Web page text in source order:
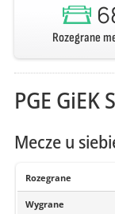
Rozegrane
PGE GiEK
Mecze u
Rozegrane
Wygrane